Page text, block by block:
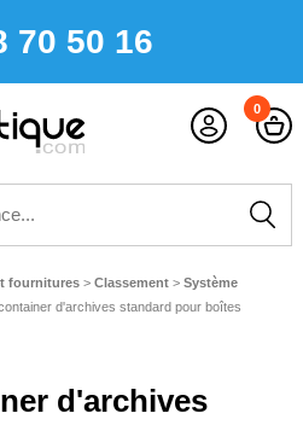
70 50 16
0
fournitures > Classement > Système
d'archives standard pour boîtes
d'archives